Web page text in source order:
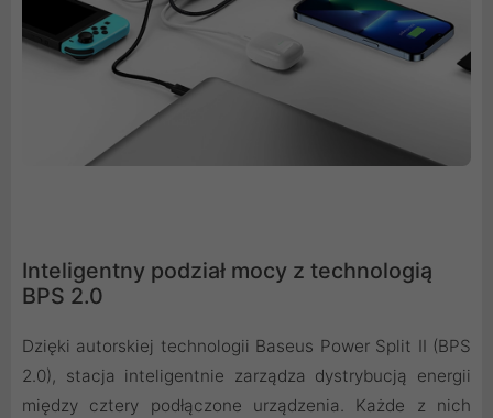
Inteligentny podział mocy z technologią
BPS 2.0
Dzięki autorskiej technologii Baseus Power Split II (BPS
2.0), stacja inteligentnie zarządza dystrybucją energii
między cztery podłączone urządzenia. Każde z nich